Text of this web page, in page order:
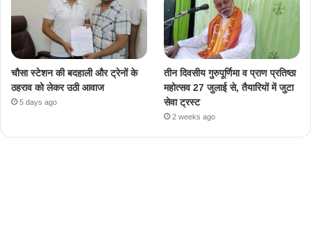
चौसा स्टेशन की बदहाली और ट्रेनों के
ठहराव को लेकर उठी आवाज
5 days ago
तीन दिवसीय गुरुपूर्णिमा व प्राण प्रतिष्ठा
महोत्सव 27 जुलाई से, तैयारियों में जुटा
सेवा ट्रस्ट
2 weeks ago